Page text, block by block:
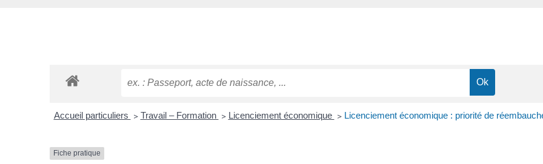
Accueil particuliers > Travail – Formation > Licenciement économique > Licenciement économique : priorité de
Fiche pratique